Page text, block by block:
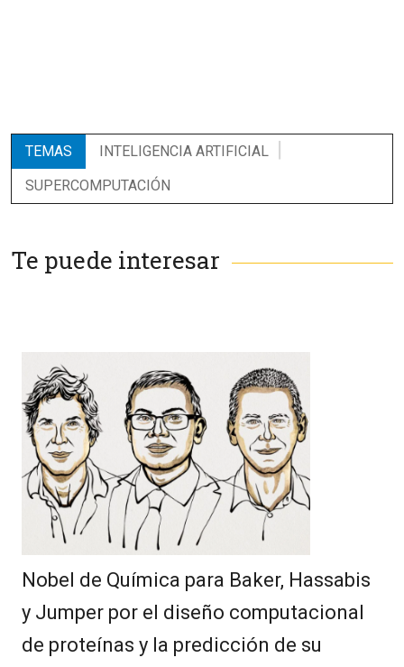
TEMAS
INTELIGENCIA ARTIFICIAL
SUPERCOMPUTACIÓN
Te puede interesar
Nobel de Química para Baker, Hassabis
y Jumper por el diseño computacional
de proteínas y la predicción de su